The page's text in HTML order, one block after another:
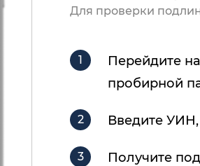
Для проверки
Перейдите
пробирной
Введите
Получите